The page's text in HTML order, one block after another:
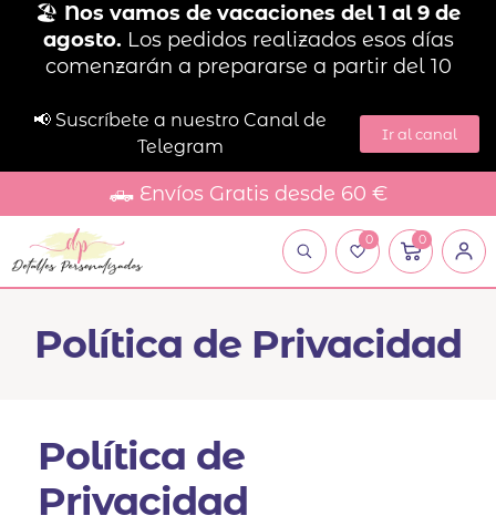
🏖️ Nos vamos de vacaciones del 1 al 9 de
agosto. Los pedidos realizados esos días
comenzarán a prepararse a partir del 10
📢 Suscríbete a nuestro Canal de
Telegram
Ir al canal
🛻 Envíos Gratis desde 60 €
0 0
Política de Privacidad
Política de
Privacidad